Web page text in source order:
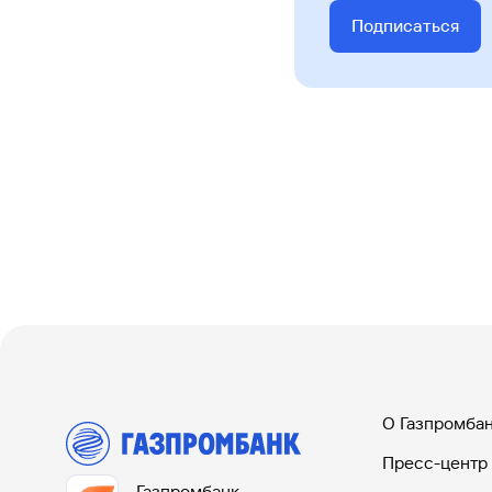
Подписаться
О
Пресс-центр